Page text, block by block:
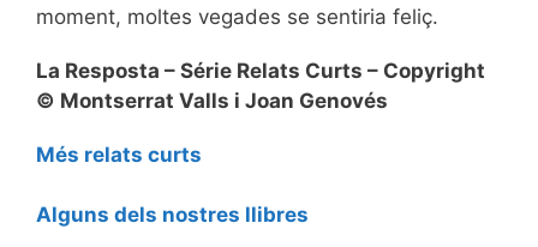
moment, moltes vegades se sentiria feliç.
La Resposta – Série Relats Curts – Copyright
© Montserrat Valls i Joan Genovés
Més relats curts
Alguns dels nostres llibres